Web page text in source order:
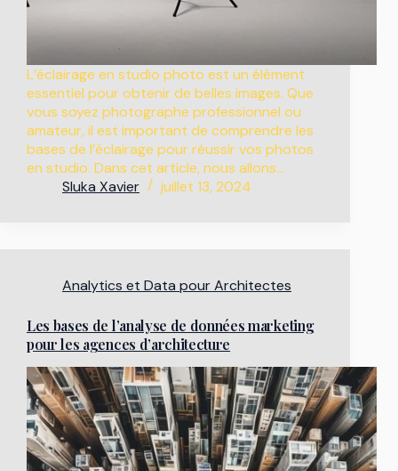
L’éclairage en studio photo est un élément
essentiel pour obtenir de belles images. Que
vous soyez photographe professionnel ou
amateur, il est important de comprendre les
bases de l’éclairage pour réussir vos photos
en studio. Dans cet article, nous allons…
Sluka Xavier
juillet 13, 2024
Analytics et Data pour Architectes
Les bases de l’analyse de données marketing
pour les agences d’architecture